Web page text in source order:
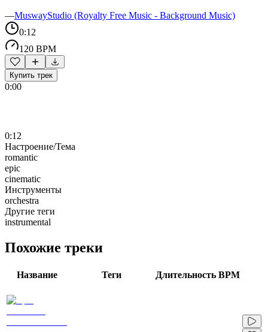
—MuswayStudio (Royalty Free Music - Background Music)
0:12
120 BPM
Купить трек
0:00
0:12
Настроение/Тема
romantic
epic
cinematic
Инструменты
orchestra
Другие теги
instrumental
Похожие треки
Название Теги Длительность BPM